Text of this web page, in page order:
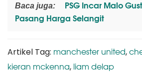
Baca juga:
PSG Incar Malo
Pasang Harga Selangit
Artikel Tag: manchester united,
kieran mckenna, liam delap